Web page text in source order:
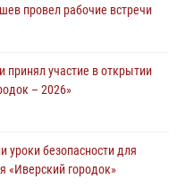
мужчину
областное телевидение.
призывники
провел рабочие встречи
принял участие в открытии
– 2026»
уроки безопасности для
«Иверский городок»